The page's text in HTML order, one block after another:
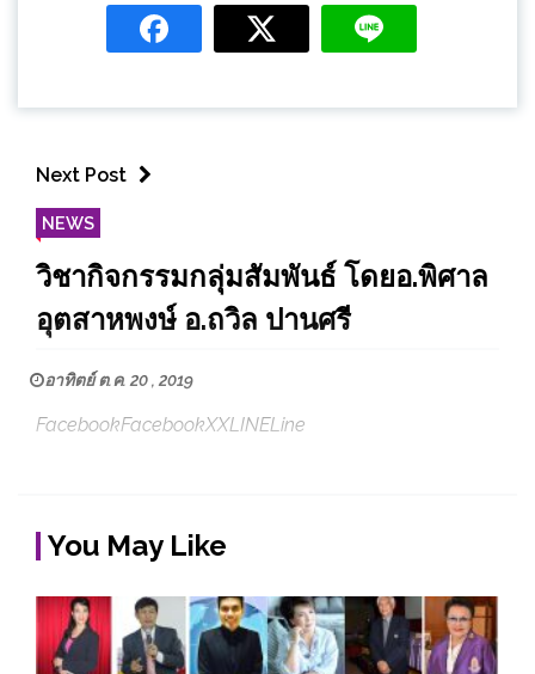
Next Post
NEWS
วิชากิจกรรมกลุ่มสัมพันธ์ โดยอ.พิศาล
อุตสาหพงษ์ อ.ถวิล ปานศรี
อาทิตย์ ต.ค. 20 , 2019
FacebookFacebookXXLINELine
You May Like